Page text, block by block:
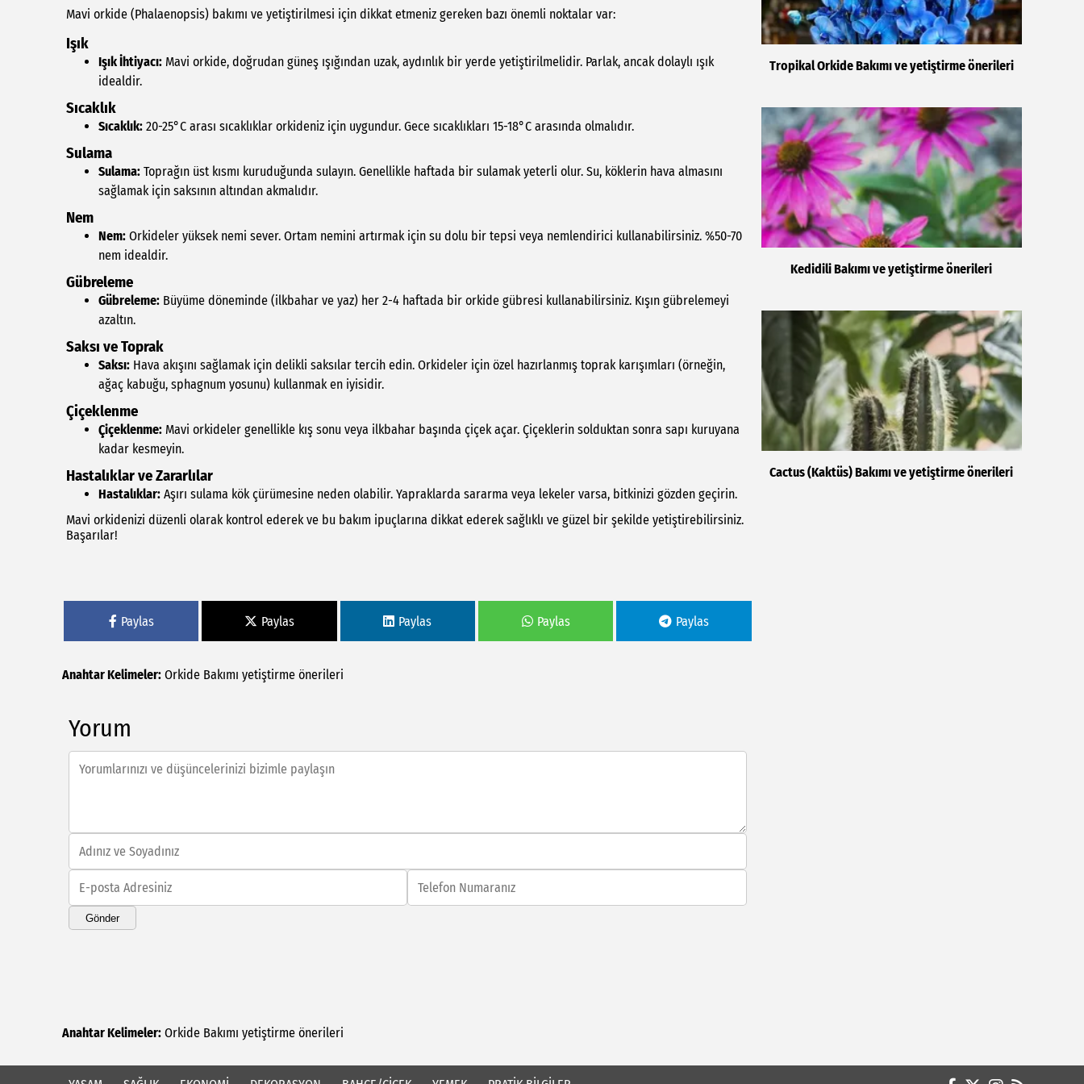
Mavi orkide (Phalaenopsis) bakımı ve yetiştirilmesi için dikkat etmeniz gereken bazı önemli noktalar var:
Işık
Işık İhtiyacı: Mavi orkide, doğrudan güneş ışığından uzak, aydınlık bir yerde yetiştirilmelidir. Parlak, ancak dolaylı ışık
idealdir.
Sıcaklık
Sıcaklık: 20-25°C arası sıcaklıklar orkideniz için uygundur. Gece sıcaklıkları 15-18°C arasında olmalıdır.
Sulama
Sulama: Toprağın üst kısmı kuruduğunda sulayın. Genellikle haftada bir sulamak yeterli olur. Su, köklerin hava almasını
sağlamak için saksının altından akmalıdır.
Nem
Nem: Orkideler yüksek nemi sever. Ortam nemini artırmak için su dolu bir tepsi veya nemlendirici kullanabilirsiniz. %50-70
nem idealdir.
Gübreleme
Gübreleme: Büyüme döneminde (ilkbahar ve yaz) her 2-4 haftada bir orkide gübresi kullanabilirsiniz. Kışın gübrelemeyi
azaltın.
Saksı ve Toprak
Saksı: Hava akışını sağlamak için delikli saksılar tercih edin. Orkideler için özel hazırlanmış toprak karışımları (örneğin,
ağaç kabuğu, sphagnum yosunu) kullanmak en iyisidir.
Çiçeklenme
Çiçeklenme: Mavi orkideler genellikle kış sonu veya ilkbahar başında çiçek açar. Çiçeklerin solduktan sonra sapı kuruyana
kadar kesmeyin.
Hastalıklar ve Zararlılar
Hastalıklar: Aşırı sulama kök çürümesine neden olabilir. Yapraklarda sararma veya lekeler varsa, bitkinizi gözden geçirin.
Mavi orkidenizi düzenli olarak kontrol ederek ve bu bakım ipuçlarına dikkat ederek sağlıklı ve güzel bir şekilde yetiştirebilirsiniz.
Başarılar!
Paylas Paylas Paylas Paylas Paylas
Anahtar Kelimeler: Orkide Bakımı yetiştirme önerileri
Yorum
Gönder
Anahtar Kelimeler: Orkide Bakımı yetiştirme önerileri
Tropikal Orkide Bakımı ve yetiştirme önerileri
Kedidili Bakımı ve yetiştirme önerileri
Cactus (Kaktüs) Bakımı ve yetiştirme önerileri